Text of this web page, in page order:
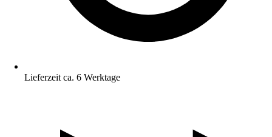
Lieferzeit ca. 6 Werktage